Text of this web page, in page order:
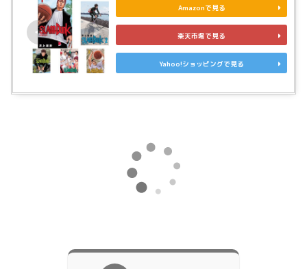
Amazonで見る
楽天市場で見る
Yahoo!ショッピングで見る